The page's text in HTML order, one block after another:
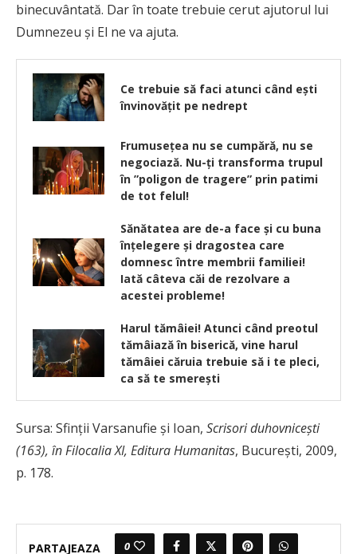
binecuvântată. Dar în toate trebuie cerut ajutorul lui
Dumnezeu şi El ne va ajuta.
Ce trebuie să faci atunci când ești
învinovățit pe nedrept
Frumusețea nu se cumpără, nu se
negociază. Nu-ți transforma trupul
în ”poligon de tragere” prin patimi
de tot felul!
Sănătatea are de-a face şi cu buna
înţelegere şi dragostea care
domnesc între membrii familiei!
Iată câteva căi de rezolvare a
acestei probleme!
Harul tămâiei! Atunci când preotul
tămâiază în biserică, vine harul
tămâiei căruia trebuie să i te pleci,
ca să te smereşti
Sursa: Sfinţii Varsanufie şi Ioan, Scrisori duhovniceşti
(163), în Filocalia XI, Editura Humanitas, Bucureşti, 2009,
p. 178.
PARTAJEAZA 0